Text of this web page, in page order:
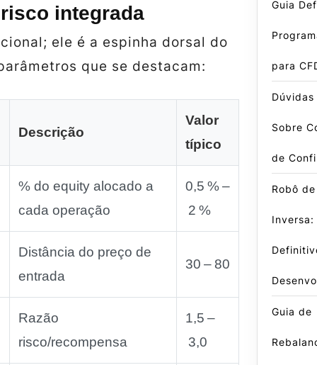
integrada
ele é a espinha dorsal do
que se destacam:
Descrição
Valor
típico
% do equity alocado a
cada operação
0,5 % –
2 %
Distância do preço de
entrada
30 – 80
Razão
risco/recompensa
1,5 –
3,0
Guia
para
Sobre
de
Robô
Inversa:
Guia de